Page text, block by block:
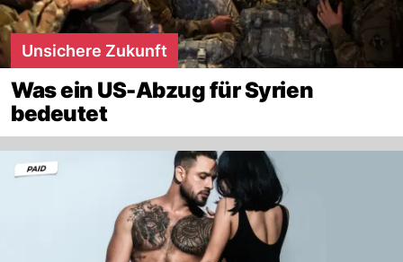
Unsichere Zukunft
Was ein US-Abzug für Syrien
bedeutet